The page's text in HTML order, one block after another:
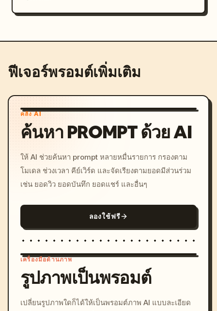
ฟีเจอร์พรอมต์เพิ่มเติม
คลัง AI
ค้นหา PROMPT ด้วย AI
ให้ AI ช่วยค้นหา prompt หลายหมื่นรายการ กรองตาม
โมเดล ช่วงเวลา คีย์เวิร์ด และจัดเรียงตามยอดมีส่วนร่วม
เช่น ยอดวิว ยอดบันทึก ยอดแชร์ และอื่นๆ
ลองใช้ฟรี
c, cyberpunk sunset, neon
เครื่องมือด้านภาพ
รูปภาพเป็นพรอมต์
เปลี่ยนรูปภาพใดก็ได้ให้เป็นพรอมต์ภาพ AI แบบละเอียด